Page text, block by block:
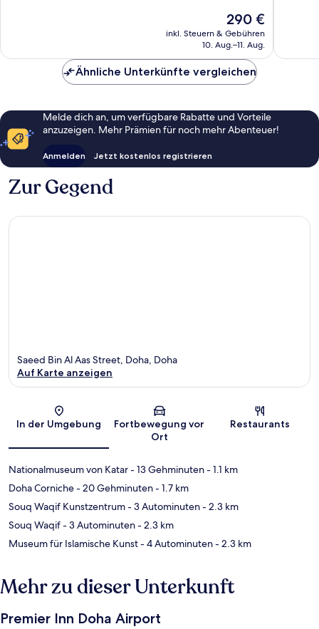
Der
Preis
beträgt
290 €
inkl. Steuern & Gebühren
10. Aug.–11. Aug.
Ähnliche Unterkünfte vergleichen
Melde dich an, um verfügbare Rabatte und Vorteile
anzuzeigen. Mehr Prämien für noch mehr Abenteuer!
Anmelden Jetzt kostenlos registrieren
Zur Gegend
Karte
Saeed Bin Al Aas Street, Doha, Doha
Auf Karte anzeigen
In der Umgebung
Fortbewegung vor
Ort
Restaurants
Nationalmuseum von Katar- 13 Gehminuten- 1.1 km
Doha Corniche- 20 Gehminuten- 1.7 km
Souq Waqif Kunstzentrum- 3 Autominuten- 2.3 km
Souq Waqif- 3 Autominuten- 2.3 km
Museum für Islamische Kunst- 4 Autominuten- 2.3 km
Mehr zu dieser Unterkunft
Premier Inn Doha Airport